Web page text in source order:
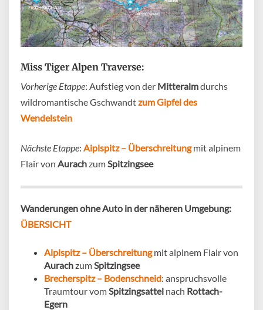
Miss Tiger Alpen Traverse:
Vorherige Etappe: Aufstieg von der Mitteralmdurchs
wildromantische Gschwandtzum Gipfel des
Wendelstein
Nächste Etappe: Aiplspitz – Überschreitungmit alpinem
Flair von Aurachzum Spitzingsee
Wanderungen ohne Auto in der näheren Umgebung:
ÜBERSICHT
Aiplspitz – Überschreitungmit alpinem Flair von
Aurachzum Spitzingsee
Brecherspitz – Bodenschneid: anspruchsvolle
Traumtour vom Spitzingsattel nach Rottach-
Egern